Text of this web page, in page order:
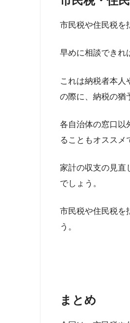
市民税や住民税を
早めに相談できれ
これは納税者本人
の際に、納税の猶
各自治体の窓口以
ることもオススメ
家計の収支の見直
でしょう。
市民税や住民税を
う。
まとめ